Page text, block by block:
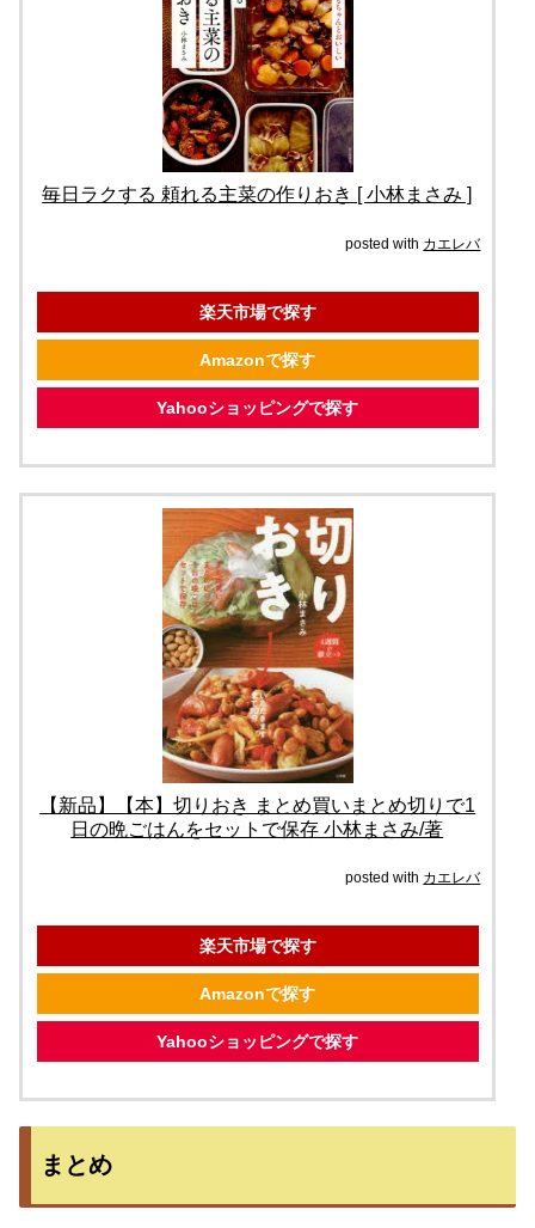
毎日ラクする 頼れる主菜の作りおき [ 小林まさみ ]
posted with カエレバ
楽天市場で探す
Amazonで探す
Yahooショッピングで探す
【新品】【本】切りおき まとめ買いまとめ切りで1
日の晩ごはんをセットで保存 小林まさみ/著
posted with カエレバ
楽天市場で探す
Amazonで探す
Yahooショッピングで探す
まとめ